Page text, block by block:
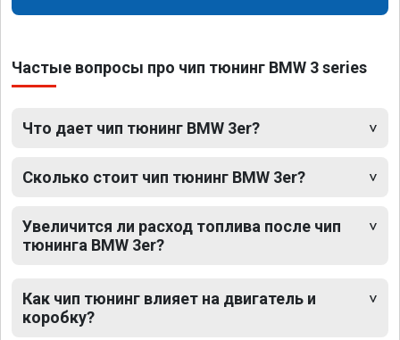
Частые вопросы про чип тюнинг BMW 3 series
Что дает чип тюнинг BMW 3er?
Сколько стоит чип тюнинг BMW 3er?
Увеличится ли расход топлива после чип
тюнинга BMW 3er?
Как чип тюнинг влияет на двигатель и
коробку?